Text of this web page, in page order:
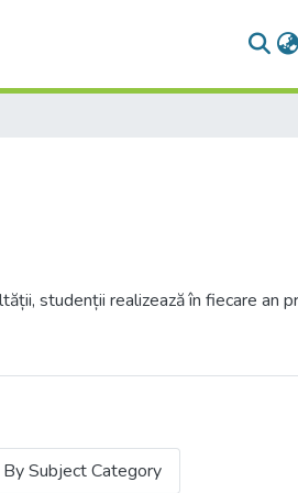
studenții realizează în fiecare an
By Subject Category